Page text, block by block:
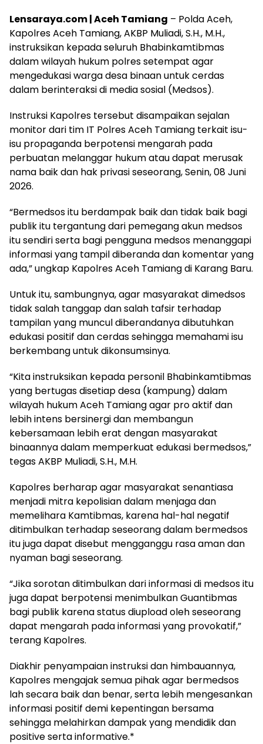
Lensaraya.com | Aceh Tamiang – Polda Aceh,
Kapolres Aceh Tamiang, AKBP Muliadi, S.H., M.H.,
instruksikan kepada seluruh Bhabinkamtibmas
dalam wilayah hukum polres setempat agar
mengedukasi warga desa binaan untuk cerdas
dalam berinteraksi di media sosial (Medsos).
Instruksi Kapolres tersebut disampaikan sejalan
monitor dari tim IT Polres Aceh Tamiang terkait isu-
isu propaganda berpotensi mengarah pada
perbuatan melanggar hukum atau dapat merusak
nama baik dan hak privasi seseorang, Senin, 08 Juni
2026.
“Bermedsos itu berdampak baik dan tidak baik bagi
publik itu tergantung dari pemegang akun medsos
itu sendiri serta bagi pengguna medsos menanggapi
informasi yang tampil diberanda dan komentar yang
ada,” ungkap Kapolres Aceh Tamiang di Karang Baru.
Untuk itu, sambungnya, agar masyarakat dimedsos
tidak salah tanggap dan salah tafsir terhadap
tampilan yang muncul diberandanya dibutuhkan
edukasi positif dan cerdas sehingga memahami isu
berkembang untuk dikonsumsinya.
“Kita instruksikan kepada personil Bhabinkamtibmas
yang bertugas disetiap desa (kampung) dalam
wilayah hukum Aceh Tamiang agar pro aktif dan
lebih intens bersinergi dan membangun
kebersamaan lebih erat dengan masyarakat
binaannya dalam memperkuat edukasi bermedsos,”
tegas AKBP Muliadi, S.H., M.H.
Kapolres berharap agar masyarakat senantiasa
menjadi mitra kepolisian dalam menjaga dan
memelihara Kamtibmas, karena hal-hal negatif
ditimbulkan terhadap seseorang dalam bermedsos
itu juga dapat disebut mengganggu rasa aman dan
nyaman bagi seseorang.
“Jika sorotan ditimbulkan dari informasi di medsos itu
juga dapat berpotensi menimbulkan Guantibmas
bagi publik karena status diupload oleh seseorang
dapat mengarah pada informasi yang provokatif,”
terang Kapolres.
Diakhir penyampaian instruksi dan himbauannya,
Kapolres mengajak semua pihak agar bermedsos
lah secara baik dan benar, serta lebih mengesankan
informasi positif demi kepentingan bersama
sehingga melahirkan dampak yang mendidik dan
positive serta informative.*